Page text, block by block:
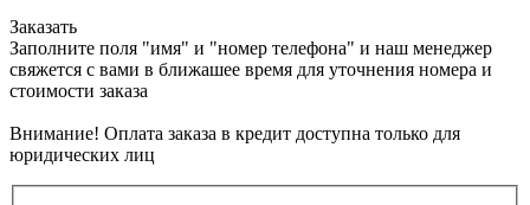
Заказать
Заполните поля "имя" и "номер телефона" и наш менеджер
свяжется с вами в ближашее время для уточнения номера и
стоимости заказа
Внимание! Оплата заказа в кредит доступна только для
юридических лиц